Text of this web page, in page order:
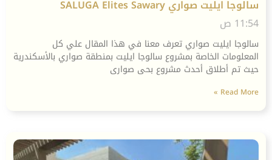
سالوجا ايليت صواري SALUGA Elites Sawary
11:54 ص
سالوجا ايليت صواري تعرف معنا في هذا المقال علي كل
المعلومات الخاصة بمشروع سالوجا ايليت بمنطقة صواري بالأسكندرية
حيث تم أطلاق أحدث مشروع بحى صوارى
Read More »